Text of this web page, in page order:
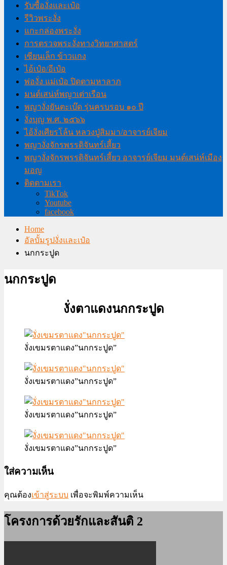
รับซื้องั่งและเป๋อ
รีวิวพระงั่ง
แกะกล่องพระงั่ง
การตรวจพระงั่งทางวิทยาศาสตร์
เซียนเล็ก ข้าวแกง
ไอ้เป๋อ/อีเป๋อ
พ่องั่ง แม่เป๋อ ปิดตามหาลาภ
มนต์เสน่ห์พญาเต่าเรือน
พญางั่งยันตะเบ๊ด รุ่นครบรอบ ๑๐ ปี
งั่งบุญ พ.ศ. ๒๕๖๖
ไอ้งั่งเศียรโล้น หลวงปู่สิมมา/อาจารย์เจียม
พญางั่งจักรพรรดิจันทร์เสี้ยว
พญางั่งจักรพรรดิจันทร์เสี้ยว อาจารย์เจียม มนต์เสน่ห์เมือง
มอญ
ติดตามเรา
TikTok
Youtube
facebook
Home
อัลบั้มรูปงั่งและเป๋อ
นกกระปูด
นกกระปูด
งั่งตาแดงนกกระปูด
งั่งเขมรตาแดง”นกกระปูด”
งั่งเขมรตาแดง”นกกระปูด”
งั่งเขมรตาแดง”นกกระปูด”
งั่งเขมรตาแดง”นกกระปูด”
ใส่ความเห็น
คุณต้องเข้าสู่ระบบ เพื่อจะพิมพ์ความเห็น
โครงการด้วยรักและสันติ 2